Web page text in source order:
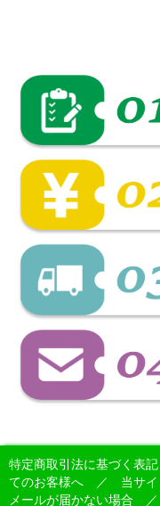
特定商取引法に基づく表記
てのお客様へ ／ 当サ
メールが届かない場合